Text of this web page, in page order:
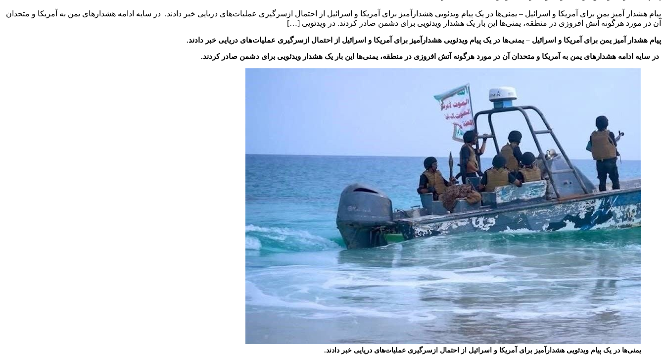
پیام هشدار آمیز یمن برای آمریکا و اسرائیل – یمنی‌ها در یک پیام ویدئویی هشدارآمیز برای آمریکا و اسرائیل از احتمال ازسرگیری عملیات‌های دریایی خبر دادند. در سایه ادامه هشدارهای یمن به آمریکا و متحدان
آن در مورد هرگونه آتش افروزی در منطقه، یمنی‌ها این بار یک هشدار ویدئویی برای دشمن صادر کردند. در ویدئویی […]
پیام هشدار آمیز یمن برای آمریکا و اسرائیل – یمنی‌ها در یک پیام ویدئویی هشدارآمیز برای آمریکا و اسرائیل از احتمال ازسرگیری عملیات‌های دریایی خبر دادند.
در سایه ادامه هشدارهای یمن به آمریکا و متحدان آن در مورد هرگونه آتش افروزی در منطقه، یمنی‌ها این بار یک هشدار ویدئویی برای دشمن صادر کردند.
یمنی‌ها در یک پیام ویدئویی هشدارآمیز برای آمریکا و اسرائیل از احتمال ازسرگیری عملیات‌های دریایی خبر دادند.